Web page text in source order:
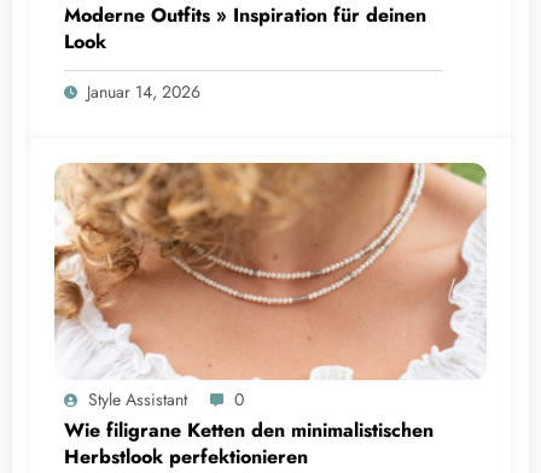
Moderne Outfits » Inspiration für deinen
Look
Januar 14, 2026
Style Assistant 0
Wie filigrane Ketten den minimalistischen
Herbstlook perfektionieren